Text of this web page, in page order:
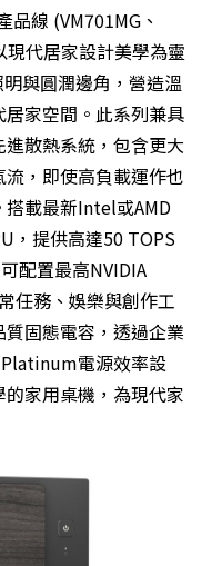
品線 (VM701MG、
現代居家設計美學為靈
與圓潤邊角，營造溫
家空間。此系列兼具
散熱系統，包含更大
，即使高負載運作也
載最新Intel或AMD
，提供高達50 TOPS
配置最高NVIDIA
任務、娛樂與創作工
固態電容，透過企業
電源效率設
家用桌機，為現代家